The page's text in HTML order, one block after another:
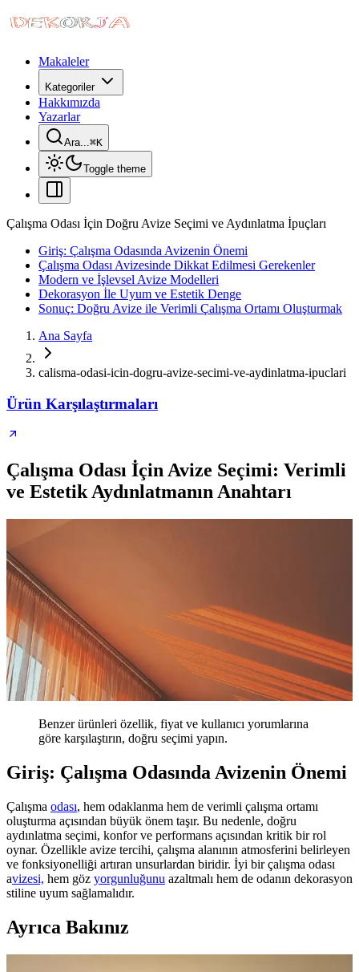
Makaleler
Kategoriler
Hakkımızda
Yazarlar
Ara...⌘K
Toggle theme
Çalışma Odası İçin Doğru Avize Seçimi ve Aydınlatma İpuçları
Giriş: Çalışma Odasında Avizenin Önemi
Çalışma Odası Avizesinde Dikkat Edilmesi Gerekenler
Modern ve İşlevsel Avize Modelleri
Dekorasyon İle Uyum ve Estetik Denge
Sonuç: Doğru Avize ile Verimli Çalışma Ortamı Oluşturmak
Ana Sayfa
calisma-odasi-icin-dogru-avize-secimi-ve-aydinlatma-ipuclari
Ürün Karşılaştırmaları
Çalışma Odası İçin Avize Seçimi: Verimli
ve Estetik Aydınlatmanın Anahtarı
Benzer ürünleri özellik, fiyat ve kullanıcı yorumlarına
göre karşılaştırın, doğru seçimi yapın.
Giriş: Çalışma Odasında Avizenin Önemi
Çalışma odası, hem odaklanma hem de verimli çalışma ortamı
oluşturma açısından büyük önem taşır. Bu nedenle, doğru
aydınlatma seçimi, konfor ve performans açısından kritik bir rol
oynar. Özellikle avize tercihi, çalışma alanının atmosferini belirleyen
ve fonksiyonelliği artıran unsurlardan biridir. İyi bir çalışma odası
avizesi, hem göz yorgunluğunu azaltmalı hem de odanın dekorasyon
stiline uyum sağlamalıdır.
Ayrıca Bakınız